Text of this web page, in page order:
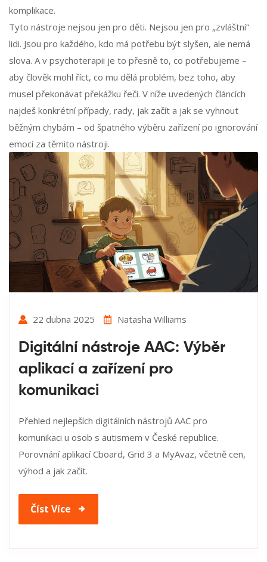
komplikace.
Tyto nástroje nejsou jen pro děti. Nejsou jen pro „zvláštní“
lidi. Jsou pro každého, kdo má potřebu být slyšen, ale nemá
slova. A v psychoterapii je to přesně to, co potřebujeme –
aby člověk mohl říct, co mu dělá problém, bez toho, aby
musel překonávat překážku řeči. V níže uvedených článcích
najdeš konkrétní případy, rady, jak začít a jak se vyhnout
běžným chybám – od špatného výběru zařízení po ignorování
emocí za těmito nástroji.
22 dubna 2025 Natasha Williams
Digitální nástroje AAC: Výběr
aplikací a zařízení pro
komunikaci
Přehled nejlepších digitálních nástrojů AAC pro
komunikaci u osob s autismem v České republice.
Porovnání aplikací Cboard, Grid 3 a MyAvaz, včetně cen,
výhod a jak začít.
Číst Více